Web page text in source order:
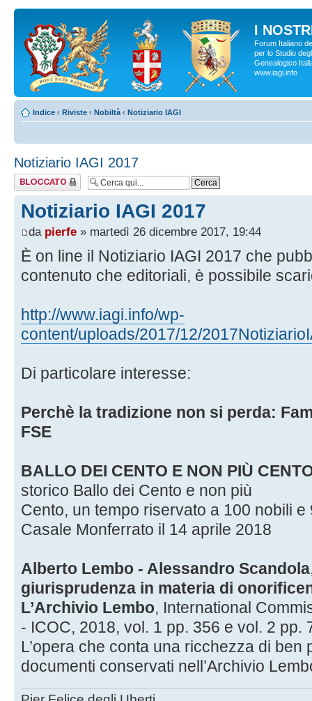
I
Forum Italiano
per lo Studio
Genealogico
www.iagi.info
Indice ‹ Riviste ‹ Nobiltà ‹ Notiziario IAGI
Notiziario IAGI 2017
Argomento
bloccato
Notiziario IAGI 2017
da pierfe » martedì 26 dicembre 2017, 19:44
È on line il Notiziario IAGI 2017 che
contenuto che editoriali, è possibile
http://www.iagi.info/wp-
content/uploads/2017/12/
Di particolare interesse:
Perchè la tradizione non si perda:
FSE
BALLO DEI CENTO E NON PIÙ
storico Ballo dei Cento e non più
Cento, un tempo riservato a 100 nobili
Casale Monferrato il 14 aprile 2018
Alberto Lembo - Alessandro Scandola
giurisprudenza in materia di
L’Archivio Lembo, International
- ICOC, 2018, vol. 1 pp. 356 e vol. 2 pp.
L’opera che conta una ricchezza di ben
documenti conservati nell’Archivio